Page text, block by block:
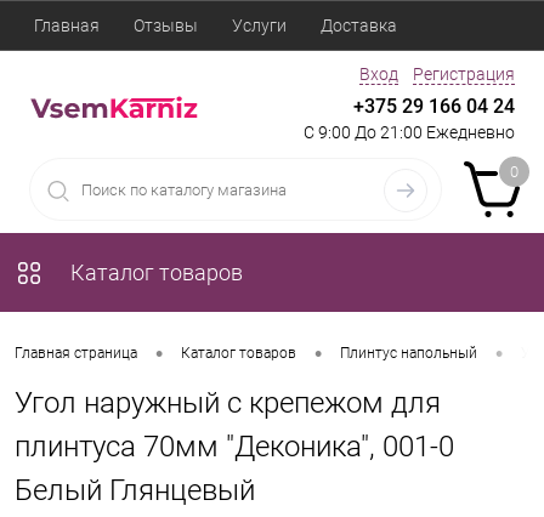
Главная Отзывы Услуги Доставка
Вход Регистрация
+375 29 166 04 24
С 9:00 До 21:00 Ежедневно
0
Каталог товаров
Главная страница • Каталог товаров • Плинтус напольный •
Угол наружный с крепежом для
плинтуса 70мм "Деконика", 001-0
Белый Глянцевый